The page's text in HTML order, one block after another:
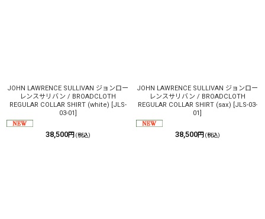
JOHN LAWRENCE SULLIVAN ジョンロー
レンスサリバン / BROADCLOTH
REGULAR COLLAR SHIRT (white) [JLS-
03-01]
38,500円 (税込)
JOHN LAWRENCE SULLIVAN ジョンロー
レンスサリバン / BROADCLOTH
REGULAR COLLAR SHIRT (sax) [JLS-03-
01]
38,500円 (税込)